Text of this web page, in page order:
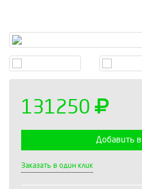
131250
Добавить
Заказать в один клик